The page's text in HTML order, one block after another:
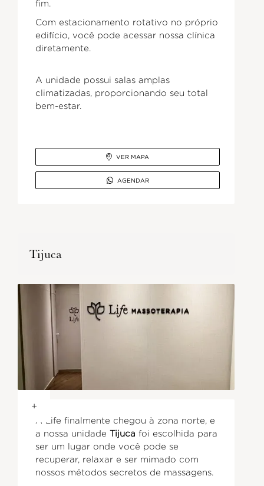
fim.
Com estacionamento rotativo no próprio
edifício, você pode acessar nossa clínica
diretamente.
A unidade possui salas amplas
climatizadas, proporcionando seu total
bem-estar.
 VER MAPA
 AGENDAR
Tijuca
+
A Life finalmente chegou à zona norte, e
a nossa unidade Tijuca foi escolhida para
ser um lugar onde você pode se
recuperar, relaxar e ser mimado com
nossos métodos secretos de massagens.